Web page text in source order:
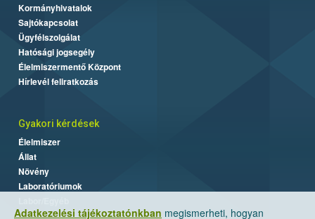
Adatkezelési tájékoztatónkban megismerheti, hogyan
Kormányhivatalok
Sajtókapcsolat
Ügyfélszolgálat
Hatósági jogsegély
Élelmiszermentő Központ
Hírlevél feliratkozás
Gyakori kérdések
Élelmiszer
Állat
Növény
Laboratóriumok